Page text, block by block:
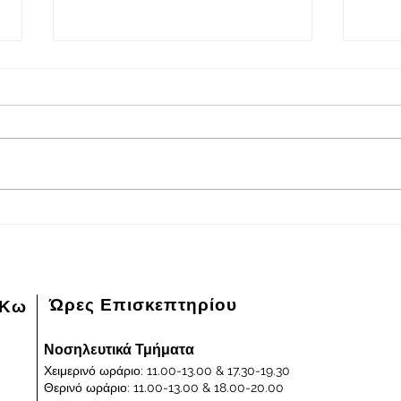
Πρόγραμμα εφημερευόντων
08/08/2026 και ημέρα Σάββατο
07/
Κω Ώρες Επισκεπτηρίου
Νοσηλευτικά Τμήματα
Χειμερινό ωράριο: 11.00-13.00 & 17.30-19.30
Θερινό ωράριο: 11.00-13.00 & 18.00-20.00